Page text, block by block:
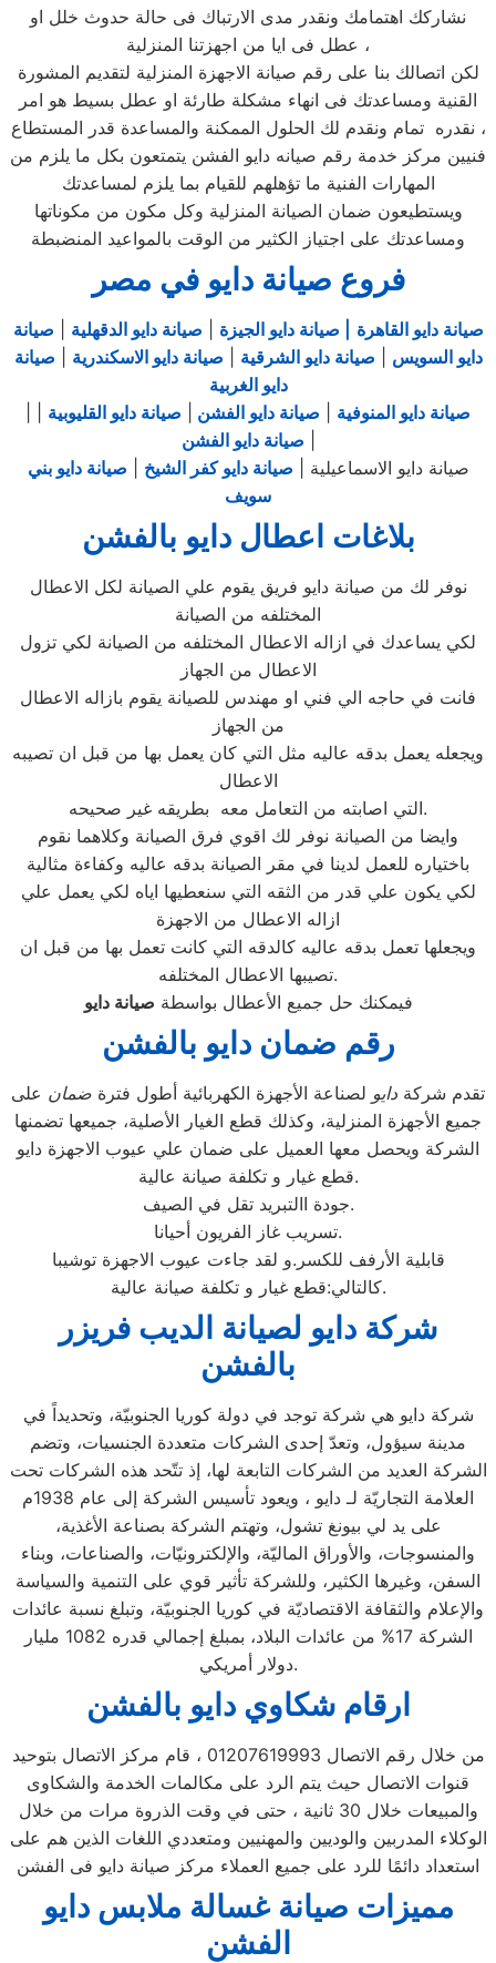
نشاركك اهتمامك ونقدر مدى الارتباك فى حالة حدوث خلل او
عطل فى ايا من اجهزتنا المنزلية ،
لكن اتصالك بنا على رقم صيانة الاجهزة المنزلية لتقديم المشورة
القنية ومساعدتك فى انهاء مشكلة طارئة او عطل بسيط هو امر
نقدره تمام ونقدم لك الحلول الممكنة والمساعدة قدر المستطاع ،
فنيين مركز خدمة رقم صيانه دايو الفشن يتمتعون بكل ما يلزم من
المهارات الفنية ما تؤهلهم للقيام بما يلزم لمساعدتك
ويستطيعون ضمان الصيانة المنزلية وكل مكون من مكوناتها
ومساعدتك على اجتياز الكثير من الوقت بالمواعيد المنضبطة
فروع صيانة دايو في مصر
صيانة دايو القاهرة | صيانة دايو الجيزة صيانة دايو الدقهلية
صيانة
دايو السويس
صيانة دايو الشرقية صيانة دايو الاسكندرية
صيانة
دايو الغربية
صيانة دايو المنوفية صيانة دايو الفشن صيانة دايو القليوبية
صيانة دايو الفشن
صيانة دايو الاسماعيلية | صيانة دايو كفر الشيخ
صيانة دايو بني
سويف
بلاغات اعطال دايو بالفشن
نوفر لك من صيانة دايو فريق يقوم علي الصيانة لكل الاعطال
المختلفه من الصيانة
لكي يساعدك في ازاله الاعطال المختلفه من الصيانة لكي تزول
الاعطال من الجهاز
فانت في حاجه الي فني او مهندس للصيانة يقوم بازاله الاعطال
من الجهاز
ويجعله يعمل بدقه عاليه مثل التي كان يعمل بها من قبل ان تصيبه
الاعطال
التي اصابته من التعامل معه بطريقه غير صحيحه.
وايضا من الصيانة نوفر لك اقوي فرق الصيانة وكلاهما نقوم
باختياره للعمل لدينا في مقر الصيانة بدقه عاليه وكفاءة مثالية
لكي يكون علي قدر من الثقه التي سنعطيها اياه لكي يعمل علي
ازاله الاعطال من الاجهزة
ويجعلها تعمل بدقه عاليه كالدقه التي كانت تعمل بها من قبل ان
تصيبها الاعطال المختلفه.
فيمكنك حل جميع الأعطال بواسطة صيانة دايو
رقم ضمان دايو بالفشن
تقدم شركة دايو لصناعة الأجهزة الكهربائية أطول فترة ضمان على
جميع الأجهزة المنزلية، وكذلك قطع الغيار الأصلية، جميعها تضمنها
الشركة ويحصل معها العميل على ضمان علي عيوب الاجهزة دايو
قطع غيار و تكلفة صيانة عالية.
جودة االتبريد تقل في الصيف.
تسريب غاز الفريون أحيانا.
قابلية الأرفف للكسر.و لقد جاءت عيوب الاجهزة توشيبا
كالتالي:قطع غيار و تكلفة صيانة عالية.
شركة دايو لصيانة الديب فريزر
بالفشن
شركة دايو هي شركة توجد في دولة كوريا الجنوبيّة، وتحديداً في
مدينة سيؤول، وتعدّ إحدى الشركات متعددة الجنسيات، وتضم
الشركة العديد من الشركات التابعة لها، إذ تتّحد هذه الشركات تحت
العلامة التجاريّة لـ دايو ، ويعود تأسيس الشركة إلى عام 1938م
على يد لي بيونغ تشول، وتهتم الشركة بصناعة الأغذية،
والمنسوجات، والأوراق الماليّة، والإلكترونيّات، والصناعات، وبناء
السفن، وغيرها الكثير، وللشركة تأثير قوي على التنمية والسياسة
والإعلام والثقافة الاقتصاديّة في كوريا الجنوبيّة، وتبلغ نسبة عائدات
الشركة 17% من عائدات البلاد، بمبلغ إجمالي قدره 1082 مليار
دولار أمريكي.
ارقام شكاوي دايو بالفشن
من خلال رقم الاتصال 01207619993 ، قام مركز الاتصال بتوحيد
قنوات الاتصال حيث يتم الرد على مكالمات الخدمة والشكاوى
والمبيعات خلال 30 ثانية ، حتى في وقت الذروة مرات من خلال
الوكلاء المدربين والوديين والمهنيين ومتعددي اللغات الذين هم على
استعداد دائمًا للرد على جميع العملاء مركز صيانة دايو فى الفشن
مميزات صيانة غسالة ملابس دايو
الفشن